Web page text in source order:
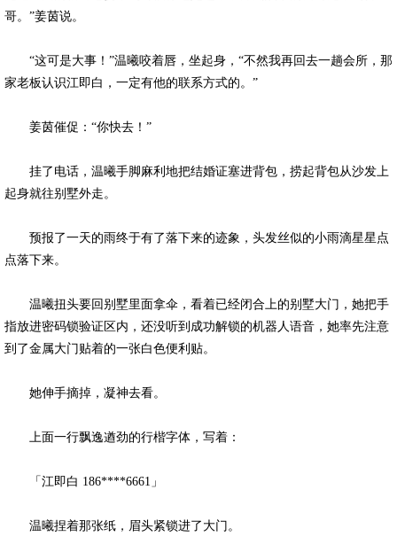
哥。”姜茵说。
“这可是大事！”温曦咬着唇，坐起身，“不然我再回去一趟会所，那
家老板认识江即白，一定有他的联系方式的。”
姜茵催促：“你快去！”
挂了电话，温曦手脚麻利地把结婚证塞进背包，捞起背包从沙发上
起身就往别墅外走。
预报了一天的雨终于有了落下来的迹象，头发丝似的小雨滴星星点
点落下来。
温曦扭头要回别墅里面拿伞，看着已经闭合上的别墅大门，她把手
指放进密码锁验证区内，还没听到成功解锁的机器人语音，她率先注意
到了金属大门贴着的一张白色便利贴。
她伸手摘掉，凝神去看。
上面一行飘逸遒劲的行楷字体，写着：
「江即白 186****6661」
温曦捏着那张纸，眉头紧锁进了大门。